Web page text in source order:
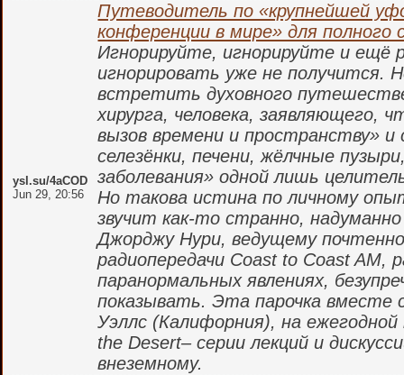
ysl.su/4aCOD
Jun 29, 20:56
Путеводитель по «крупнейшей
конференции в мире» для полного
Игнорируйте, игнорируйте и ещё
игнорировать уже не получится.
встретить духовного
хирурга, человека, заявляющего,
вызов времени и пространству» и
селезёнки, печени, жёлчные
заболевания» одной лишь
Но такова истина по личному
звучит как-то странно,
Джорджу Нури, ведущему
радиопередачи Coast to Coast AM,
паранормальных явлениях,
показывать. Эта парочка вместе
Уэллс (Калифорния), на
the Desert– серии лекций и
внеземному.